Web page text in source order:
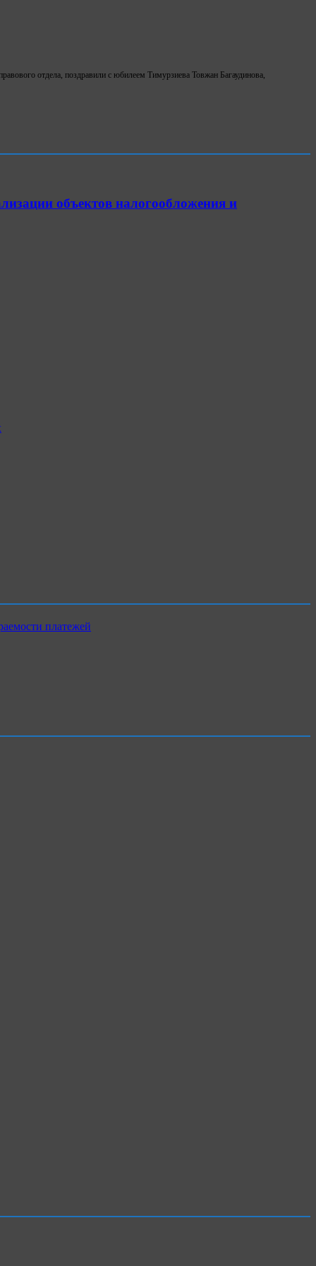
отдела, поздравили с юбилеем Тимурзиева Товжан Багаудинова,
объектов налогообложения и
платежей